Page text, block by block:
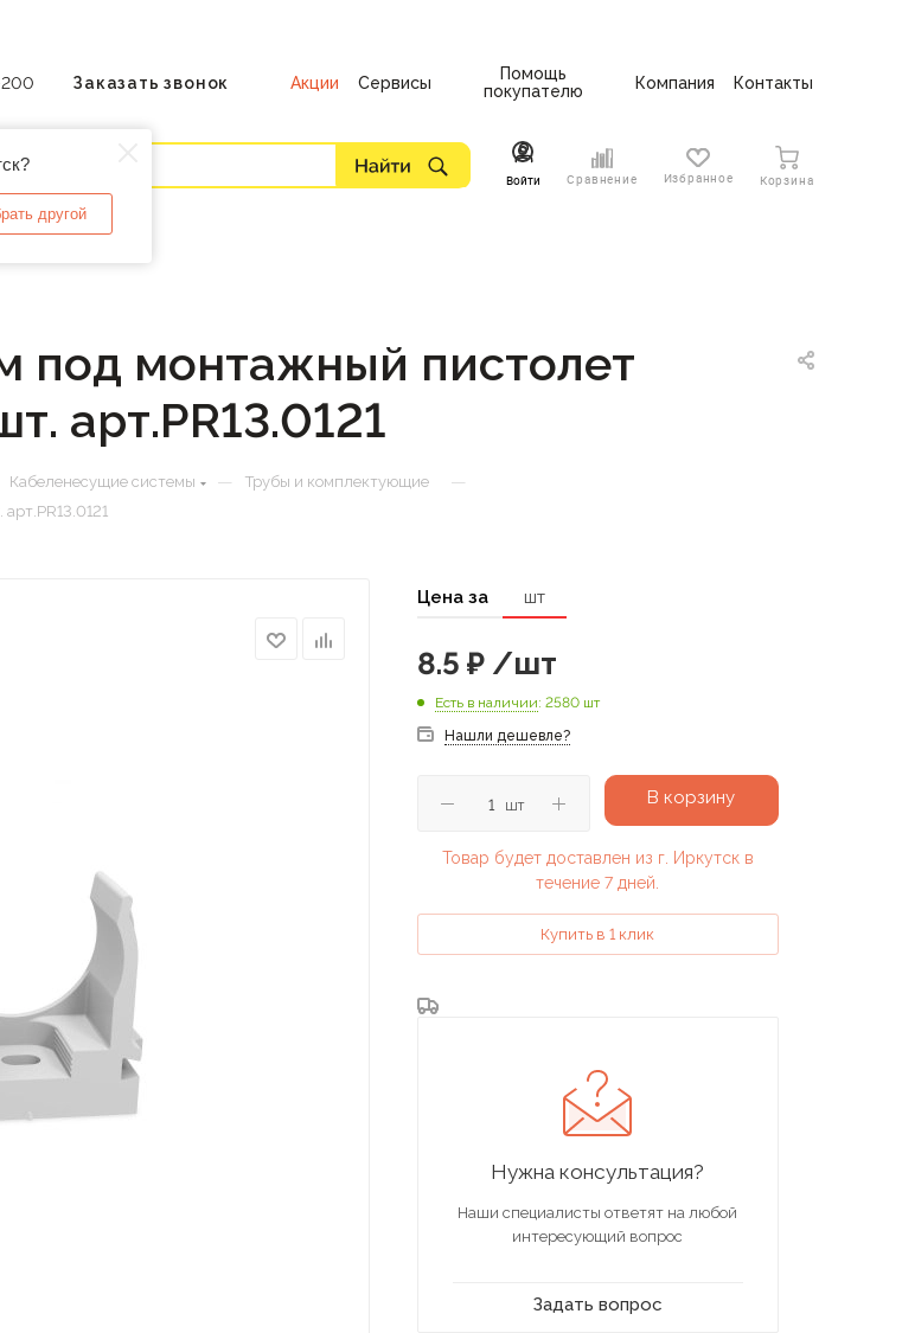
другой
200 Заказать звонок Акции Сервисы
Помощь
покупателю
Компания Контакты
Войти Сравнение Избранное Корзина
под монтажный пистолет
арт.PR13.0121
Кабеленесущие системы — Трубы и комплектующие —
Цена за шт
8.5 ₽/шт
Есть в наличии: 2580 шт
Нашли дешевле?
шт В корзину
Товар будет доставлен из г. Иркутск в
течение 7 дней.
Купить в 1 клик
Нужна консультация?
Наши специалисты ответят на любой
интересующий вопрос
Задать вопрос